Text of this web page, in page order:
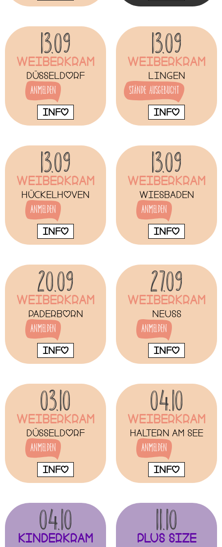
13.09
Weiberkram
Düsseldorf
Anmelden
INFO
13.09
Weiberkram
Lingen
Stände ausgebucht
INFO
13.09
Weiberkram
Hückelhoven
Anmelden
INFO
13.09
Weiberkram
Wiesbaden
Anmelden
INFO
20.09
Weiberkram
Paderborn
Anmelden
INFO
27.09
Weiberkram
Neuss
Anmelden
INFO
03.10
Weiberkram
Düsseldorf
Anmelden
INFO
04.10
Weiberkram
Haltern am See
Anmelden
INFO
04.10
Kinderkram
11.10
Plus size